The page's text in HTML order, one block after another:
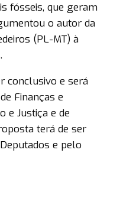
fósseis, que geram
o autor da
(PL-MT) à
conclusivo e será
Finanças e
e Justiça e de
terá de ser
e pelo